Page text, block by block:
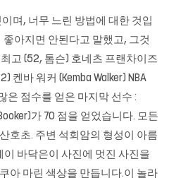
며, 너무 느린 방법에 대한 것입
아지면 안된다고 말했고, 그것
고 (52, 톰슨) 호네츠 프랜차이즈
켄바 워커 (Kemba Walker) NBA
은 점수를 얻은 마지막 선수 :
가 70 점을 얻었습니다. 모든
호초. 주변 석회암의 형성이 아름
바닥은이 사진에 멋진 사진을
아 마린 색상을 만듭니다.이 놀라